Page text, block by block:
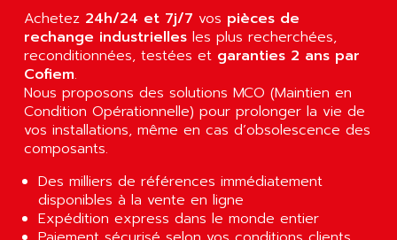
PANELVIEW 1000
NT620C
SIMATIC S5-101
SIMATIC TOUCH PANEL
S900 II
S900
PHASEO
SIMATIC-S5
SIMATIC FIELD PG
AIP SYSTEMES
AIR
AIR ET PULVERISATION
AIR LIQUIDE
AIR SYSTEMS
AIR WORTHINGTON CREYSSENSAC
AIRCOM
AIRELEC
Achetez 24h/24 et 7j/7 vos pièces de
rechange industrielles les plus recherchées,
reconditionnées, testées et garanties 2 ans par
Cofiem.
Nous proposons des solutions MCO (Maintien en
Condition Opérationnelle) pour prolonger la vie de
vos installations, même en cas d’obsolescence des
composants.
Des milliers de références immédiatement
disponibles à la vente en ligne
Expédition express dans le monde entier